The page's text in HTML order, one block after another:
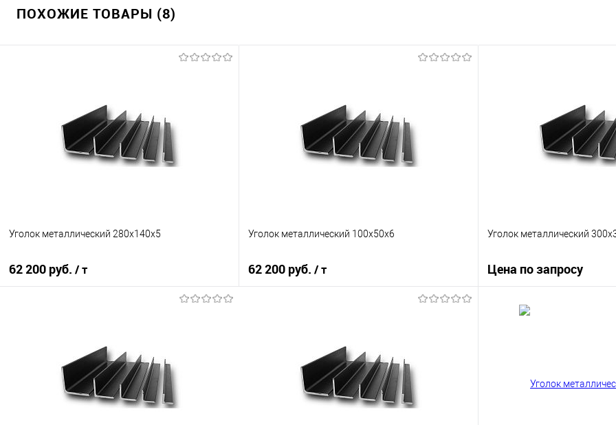
ПОХОЖИЕ ТОВАРЫ (8)
Уголок металлический 280х140х5
62 200 руб. / т
Купить в 1 клик
Сравнение
В избранное
Под заказ
Уголок металлический 100х50х6
62 200 руб. / т
Купить в 1 клик
Сравнение
В избранное
Под заказ
Уголок металлический
Цена по запросу
В избранное